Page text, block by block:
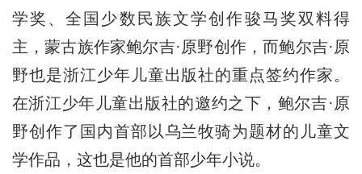
学奖、全国少数民族文学创作骏马奖双料得
主，蒙古族作家鲍尔吉·原野创作，而鲍尔吉·原
野也是浙江少年儿童出版社的重点签约作家。
在浙江少年儿童出版社的邀约之下，鲍尔吉·原
野创作了国内首部以乌兰牧骑为题材的儿童文
学作品，这也是他的首部少年小说。